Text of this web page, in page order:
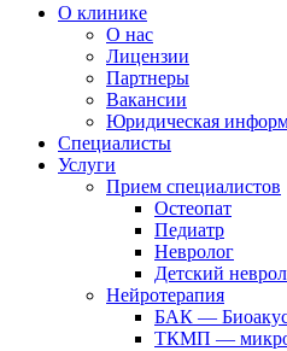
О клинике
О нас
Лицензии
Партнеры
Вакансии
Юридическая
Специалисты
Услуги
Прием специалистов
Остеопат
Педиатр
Невролог
Детский
Нейротерапия
БАК —
ТКМП —